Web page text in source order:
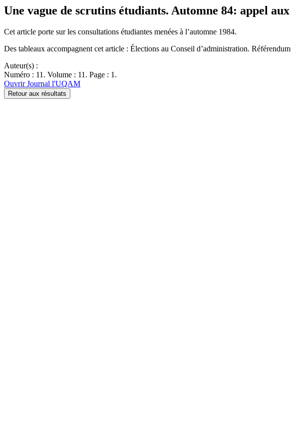
Une vague de scrutins étudiants. Automne 84: appel
Cet article porte sur les consultations étudiantes menées à l’automne 1984.
Des tableaux accompagnent cet article : Élections au Conseil d’administration.
Auteur(s) :
Numéro : 11. Volume : 11. Page : 1.
Ouvrir Journal l'UQAM
Retour aux résultats